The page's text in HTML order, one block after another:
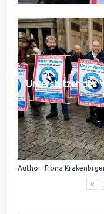
Unterstützer des
Author: Fiona
«